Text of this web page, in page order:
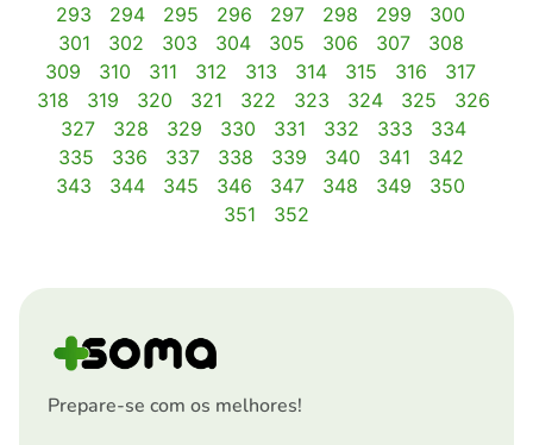
293
294 295 296 297 298 299
300
301
302 303 304 305 306 307
308
309
310 311 312 313 314 315 316
317
318
319 320 321 322 323 324 325
326
327
328 329 330 331 332 333
334
335
336 337 338 339 340 341
342
343
344 345 346 347 348 349
350
351
352
Prepare-se com os melhores!